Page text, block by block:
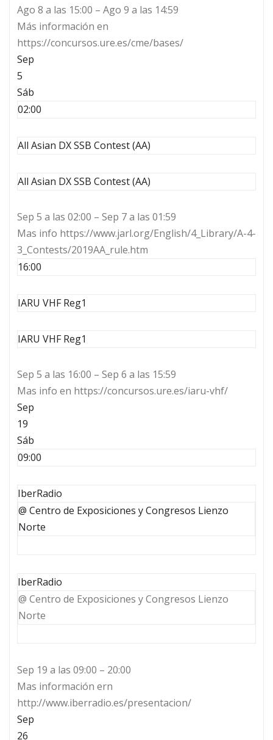
Ago 8 a las 15:00 – Ago 9 a las 14:59
Más información en
https://concursos.ure.es/cme/bases/
Sep
5
Sáb
02:00
All Asian DX SSB Contest (AA)
All Asian DX SSB Contest (AA)
Sep 5 a las 02:00 – Sep 7 a las 01:59
Mas info https://www.jarl.org/English/4_Library/A-4-
3_Contests/2019AA_rule.htm
16:00
IARU VHF Reg1
IARU VHF Reg1
Sep 5 a las 16:00 – Sep 6 a las 15:59
Mas info en https://concursos.ure.es/iaru-vhf/
Sep
19
Sáb
09:00
IberRadio
@ Centro de Exposiciones y Congresos Lienzo
Norte
IberRadio
@ Centro de Exposiciones y Congresos Lienzo
Norte
Sep 19 a las 09:00 – 20:00
Mas información ern
http://www.iberradio.es/presentacion/
Sep
26